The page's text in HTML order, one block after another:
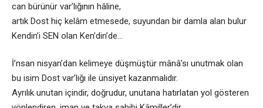
can bürünür var’lığının hâline,
artık Dost hiç kelâm etmesede, suyundan bir damla alan bulur
Kendin’i SEN olan Ken’din’de…
İ’nsan nisyan’dan kelimeye düşmüştür mânâ’sı unutmak olan
bu isim Dost var’lığı ile ünsiyet kazanmalıdır.
Ayrılık unutan içindir, doğrudur, unutana hatırlatan yol gösteren